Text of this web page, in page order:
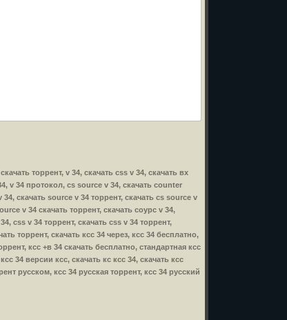
торрент, v 34, скачать css v 34, скачать вх
v 34 протокол, cs source v 34, скачать counter
скачать source v 34 торрент, скачать cs source v
v 34 скачать торрент, скачать соурс v 34,
css v 34 торрент, скачать css v 34 торрент,
торрент, скачать ксс 34 через, ксс 34 бесплатно,
ксс +в 34 скачать бесплатно, стандартная ксс
34 версии ксс, скачать кс ксс 34, скачать ксс
русском, ксс 34 русская торрент, ксс 34 русский